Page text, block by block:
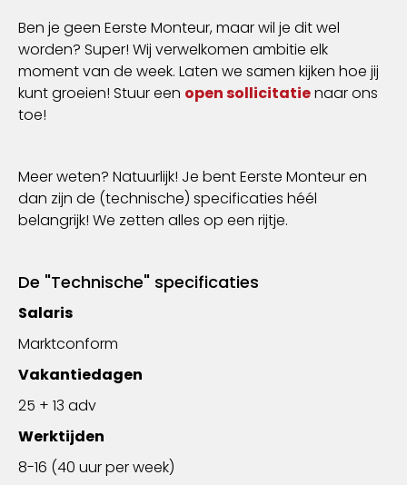
Ben je geen Eerste Monteur, maar wil je dit wel
worden? Super! Wij verwelkomen ambitie elk
moment van de week. Laten we samen kijken hoe jij
kunt groeien! Stuur een open sollicitatienaar ons
toe!
Meer weten? Natuurlijk! Je bent Eerste Monteur en
dan zijn de (technische) specificaties héél
belangrijk! We zetten alles op een rijtje.
De "Technische" specificaties
Salaris
Marktconform
Vakantiedagen
25 + 13 adv
Werktijden
8-16 (40 uur per week)